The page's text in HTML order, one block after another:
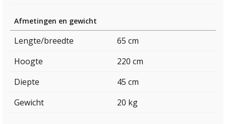
Afmetingen en gewicht
Lengte/breedte
65 cm
Hoogte
220 cm
Diepte
45 cm
Gewicht
20 kg